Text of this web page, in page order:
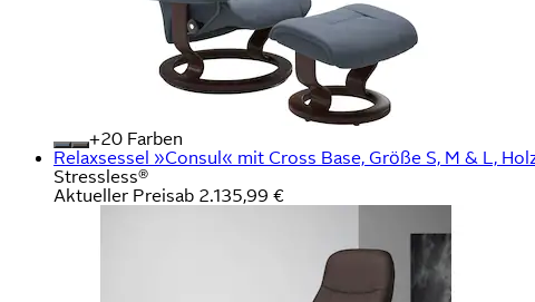
+
Farben
Relaxsessel »Consul« mit Cross Base, Größe S, M & L,
Stressless®
Aktueller Preisab 2.135,99 €